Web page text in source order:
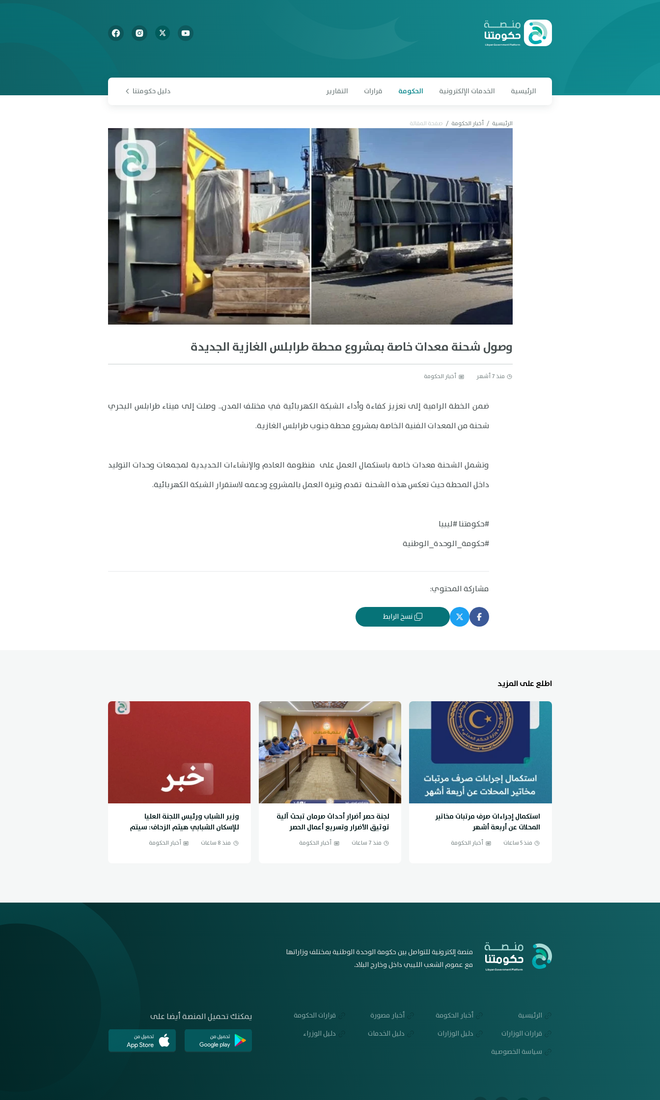
Laravel
الرئيسية الخدمات اﻹلكترونية الحكومة قرارات التقارير دليل حكومتنا
الرئيسية / أخبار الحكومة / صفحة المقالة
وصول شحنة معدات خاصة بمشروع محطة طرابلس الغازية الجديدة
منذ 7 أشهر أخبار الحكومة
ضمن الخطة الرامية إلى تعزيز كفاءة وأداء الشبكة الكهربائية في مختلف المدن.. وصلت إلى ميناء طرابلس البحري
شحنة من المعدات الفنية الخاصة بمشروع محطة جنوب طرابلس الغازية.
وتشمل الشحنة معدات خاصة باستكمال العمل على منظومة العادم والإنشاءات الحديدية لمجمعات وحدات التوليد
داخل المحطة حيث تعكس هذه الشحنة تقدم وتيرة العمل بالمشروع ودعمه لاستقرار الشبكة الكهربائية.
#حكومتنا #ليبيا
#حكومة_الوحدة_الوطنية
مشاركة المحتوي:
نسخ الرابط
اطلع على المزيد
استكمال إجراءات صرف مرتبات مخاتير
المحلات عن أربعة أشهر
منذ 5 ساعات أخبار الحكومة
لجنة حصر أضرار أحداث صرمان تبحث آلية
توثيق الأضرار وتسريع أعمال الحصر
الميداني
منذ 7 ساعات أخبار الحكومة
وزير الشباب ورئيس اللجنة العليا
للإسكان الشبابي هيثم الزحاف: سيتم
صرف دفعات مبادرة الإسكان على ثلاث
مراحل.
منذ 8 ساعات أخبار الحكومة
منصة إلكترونية للتواصل بين حكومة الوحدة الوطنية بمختلف وزاراتها
مع عموم الشعب الليبي داخل وخارج البلاد.
الرئيسية أخبار الحكومة أخبار مصورة
قرارات الحكومة
قرارات الوزارات
دليل الوزارات دليل الخدمات
دليل الوزراء
سياسة الخصوصية
يمكنك تحميل المنصة أيضا على